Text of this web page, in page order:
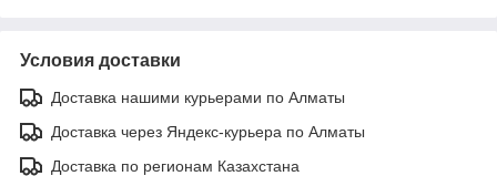
Условия доставки
Доставка нашими курьерами по Алматы
Доставка через Яндекс-курьера по Алматы
Доставка по регионам Казахстана